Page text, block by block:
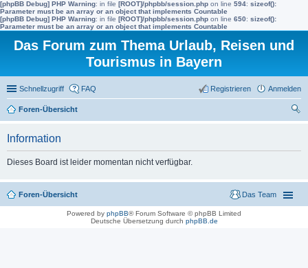
[phpBB Debug] PHP Warning: in file [ROOT]/phpbb/session.php on line 594: sizeof():
Parameter must be an array or an object that implements Countable
[phpBB Debug] PHP Warning: in file [ROOT]/phpbb/session.php on line 650: sizeof():
Parameter must be an array or an object that implements Countable
Das Forum zum Thema Urlaub, Reisen und
Tourismus in Bayern
Schnellzugriff FAQ Anmelden
Registrieren
Foren-Übersicht
Information
Dieses Board ist leider momentan nicht verfügbar.
Foren-Übersicht Das Team
Powered by phpBB® Forum Software © phpBB Limited
Deutsche Übersetzung durch phpBB.de